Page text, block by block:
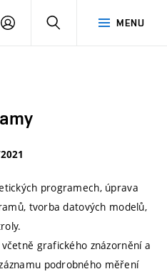
MENU
PŘIHLÁSIT
programech, úprava
tvorba datových modelů,
grafického znázornění a
podrobného měření